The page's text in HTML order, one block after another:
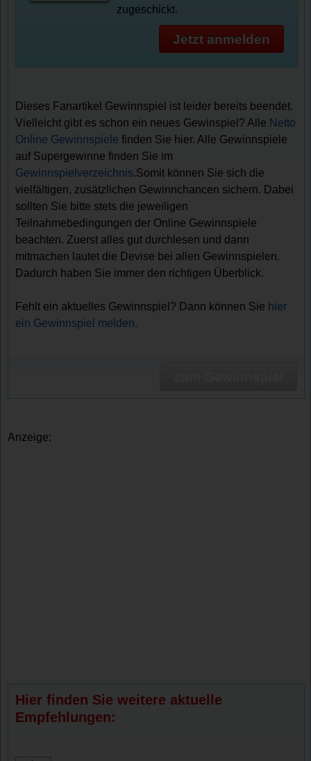
zugeschickt.
Jetzt anmelden
Dieses Fanartikel Gewinnspiel ist leider bereits beendet.
Vielleicht gibt es schon ein neues Gewinspiel? Alle Netto
Online Gewinnspiele finden Sie hier. Alle Gewinnspiele
auf Supergewinne finden Sie im
Gewinnspielverzeichnis.Somit können Sie sich die
vielfältigen, zusätzlichen Gewinnchancen sichern. Dabei
sollten Sie bitte stets die jeweiligen
Teilnahmebedingungen der Online Gewinnspiele
beachten. Zuerst alles gut durchlesen und dann
mitmachen lautet die Devise bei allen Gewinnspielen.
Dadurch haben Sie immer den richtigen Überblick.
Fehlt ein aktuelles Gewinnspiel? Dann können Sie hier
ein Gewinnspiel melden.
Anzeige:
Hier finden Sie weitere aktuelle
Empfehlungen: